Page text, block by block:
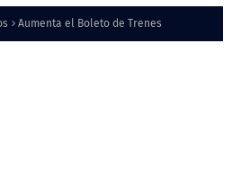
Aumenta el Boleto de Trenes